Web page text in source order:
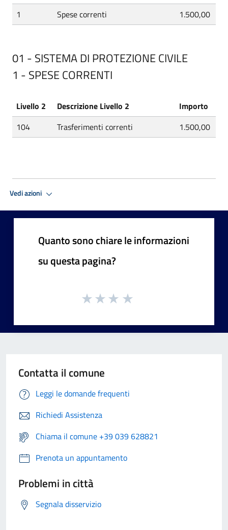
1
Spese correnti 1.500,00
01 - SISTEMA DI PROTEZIONE CIVILE
1 - SPESE CORRENTI
Livello 2 Descrizione Livello 2
Importo
104
Trasferimenti correnti 1.500,00
Vedi azioni
Quanto sono chiare le informazioni
su questa pagina?
Contatta il comune
Leggi le domande frequenti
Richiedi Assistenza
Chiama il comune +39 039 628821
Prenota un appuntamento
Problemi in città
Segnala disservizio